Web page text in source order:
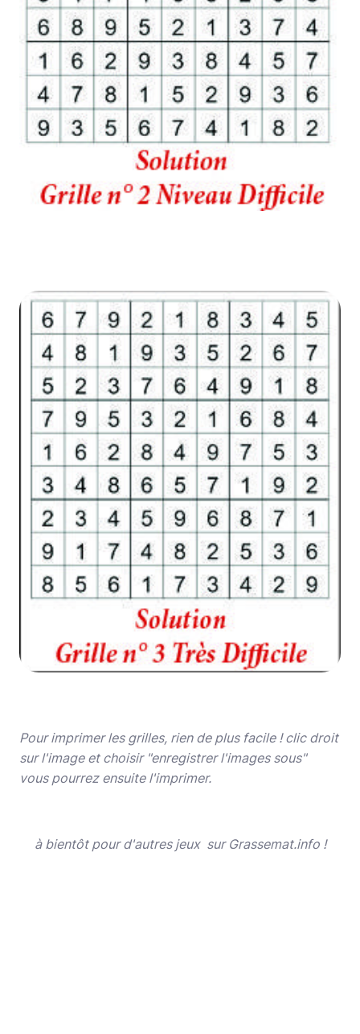
Pour imprimer les grilles, rien de plus facile ! clic droit
sur l'image et choisir "enregistrer l'images sous"
vous pourrez ensuite l'imprimer.
à bientôt pour d'autres jeux sur Grassemat.info !